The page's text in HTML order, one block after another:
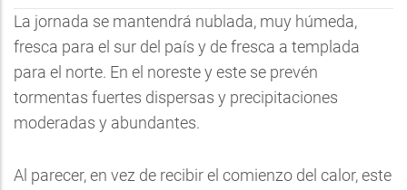
La jornada se mantendrá nublada, muy húmeda,
fresca para el sur del país y de fresca a templada
para el norte. En el noreste y este se prevén
tormentas fuertes dispersas y precipitaciones
moderadas y abundantes.
Al parecer, en vez de recibir el comienzo del calor, este